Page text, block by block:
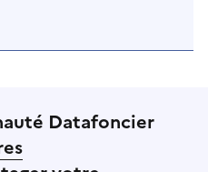
Datafoncier